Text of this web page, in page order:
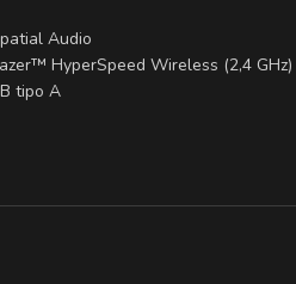
Audio
HyperSpeed Wireless (2,4 GHz)
tipo A